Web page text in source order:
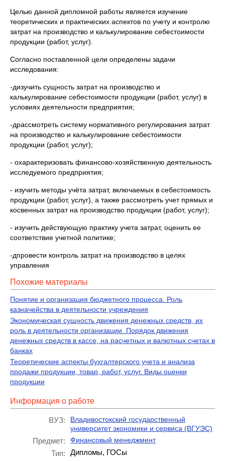
Целью данной дипломной работы является изучение
теоретических и практических аспектов по учету и контролю
затрат на производство и калькулирование себестоимости
продукции (работ, услуг).
Согласно поставленной цели определены задачи
исследования:
-дизучить сущность затрат на производство и
калькулирование себестоимости продукции (работ, услуг) в
условиях деятельности предприятия;
-драссмотреть систему нормативного регулирования затрат
на производство и калькулирование себестоимости
продукции (работ, услуг);
- охарактеризовать финансово-хозяйственную деятельность
исследуемого предприятия;
- изучить методы учёта затрат, включаемых в себестоимость
продукции (работ, услуг), а также рассмотреть учет прямых и
косвенных затрат на производство продукции (работ, услуг);
- изучить действующую практику учета затрат, оценить ее
соответствие учетной политике;
-дпровести контроль затрат на производство в целях
управления
Похожие материалы
Понятие и организация бюджетного процесса. Роль
казначейства в деятельности учреждения
Экономическая сущность движения денежных средств, их
роль в деятельности организации. Порядок движения
денежных средств в кассе, на расчетных и валютных счетах в
банках
Теоретические аспекты бухгалтерского учета и анализа
продажи продукции, товар, работ, услуг. Виды оценки
продукции
Информация о работе
ВУЗ:
Владивостокский государственный
университет экономики и сервиса (ВГУЭС)
Предмет: Финансовый менеджмент
Тип:
Дипломы, ГОСы